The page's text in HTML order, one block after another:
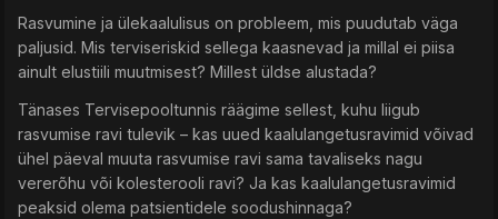
Rasvumine ja ülekaalulisus on probleem, mis puudutab väga
paljusid. Mis terviseriskid sellega kaasnevad ja millal ei piisa
ainult elustiili muutmisest? Millest üldse alustada?
Tänases Tervisepooltunnis räägime sellest, kuhu liigub
rasvumise ravi tulevik – kas uued kaalulangetusravimid võivad
ühel päeval muuta rasvumise ravi sama tavaliseks nagu
vererõhu või kolesterooli ravi? Ja kas kaalulangetusravimid
peaksid olema patsientidele soodushinnaga?